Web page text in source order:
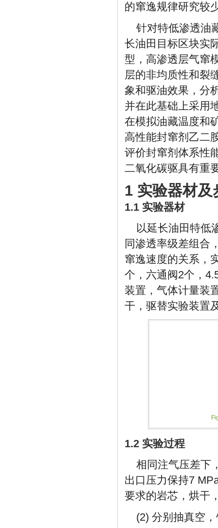
的窜逸规律研究较
针对特低渗透油
长油田目标区块实
型，高渗透层气窜
层的非均质性和裂
象和驱油效果，分
并在此基础上采用
在模拟油藏温度和
高性能封窜剂乙二
评价封窜剂体系性
二氧化碳驱具有重
1 实验器材及
1.1 实验器材
以延长油田特低
同渗透率级差组合
窜逸速度的关系，
个，六通阀2个，
装置，气体计量装
干，驱替实验装置
1.2 实验过程
相同注气压差下
出口压力保持7
要求的岩芯，烘干
(2) 分别抽真空